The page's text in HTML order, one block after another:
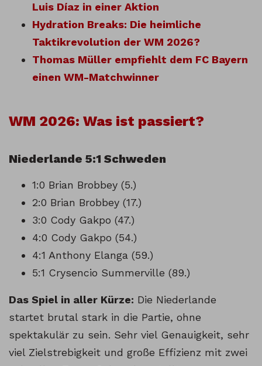
Luis Díaz in einer Aktion
Hydration Breaks: Die heimliche
Taktikrevolution der WM 2026?
Thomas Müller empfiehlt dem FC Bayern
einen WM-Matchwinner
WM 2026: Was ist passiert?
Niederlande 5:1 Schweden
1:0 Brian Brobbey (5.)
2:0 Brian Brobbey (17.)
3:0 Cody Gakpo (47.)
4:0 Cody Gakpo (54.)
4:1 Anthony Elanga (59.)
5:1 Crysencio Summerville (89.)
Das Spiel in aller Kürze: Die Niederlande
startet brutal stark in die Partie, ohne
spektakulär zu sein. Sehr viel Genauigkeit, sehr
viel Zielstrebigkeit und große Effizienz mit zwei